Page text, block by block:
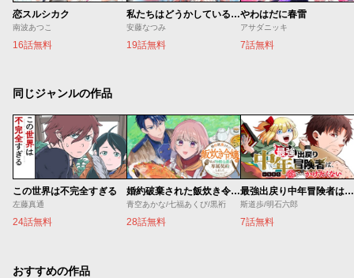
恋スルシカク
南波あつこ
16話無料
私たちはどうかしている 妻恋い
安藤なつみ
19話無料
やわはだに春雷
アサダニッキ
7話無料
同じジャンルの作品
この世界は不完全すぎる
左藤真通
24話無料
婚約破棄された飯炊き令嬢の私は冷酷公爵と専属契約しました～ですが胃袋を掴んだ結果、冷たかった公爵様がどんどん優しくなっています～
青空あかな/七福あくび/黒裄
28話無料
最強出戻り中年冒険者は、今さら命なんてかけたくない
斯道歩/明石六郎
7話無料
おすすめの作品